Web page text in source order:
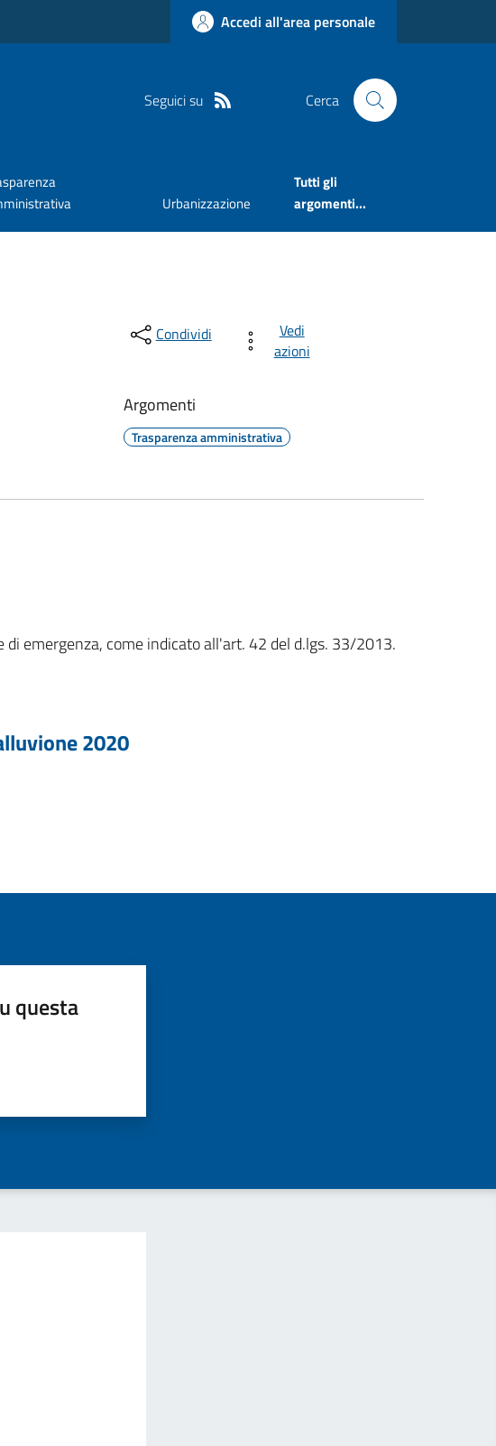
Accedi all'area personale
Seguici su Cerca
Urbanizzazione
Tutti gli
argomenti...
Condividi
Vedi
azioni
Argomenti
Trasparenza amministrativa
emergenza, come indicato all'art. 42 del d.lgs. 33/2013.
2020
questa